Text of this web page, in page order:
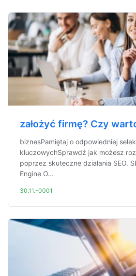
założyć firmę? Czy
biznesPamiętaj o odpowiedniej
kluczowychSprawdź jak możesz
poprzez skuteczne działania SEO.
Engine O...
30.11.-0001